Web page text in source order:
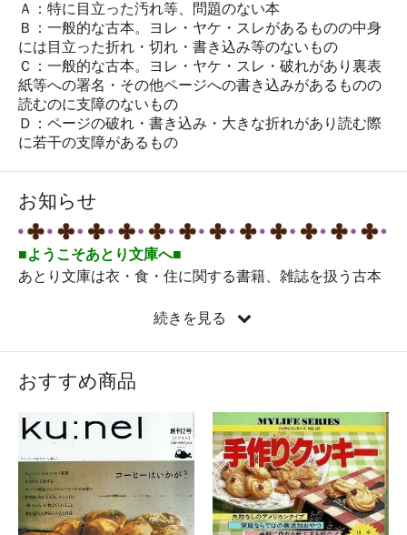
Ａ：特に目立った汚れ等、問題のない本
Ｂ：一般的な古本。ヨレ・ヤケ・スレがあるものの中身
には目立った折れ・切れ・書き込み等のないもの
Ｃ：一般的な古本。ヨレ・ヤケ・スレ・破れがあり裏表
紙等への署名・その他ページへの書き込みがあるものの
読むのに支障のないもの
Ｄ：ページの破れ・書き込み・大きな折れがあり読む際
に若干の支障があるもの
お知らせ
■ようこそあとり文庫へ■
あとり文庫は衣・食・住に関する書籍、雑誌を扱う古本
こづかいで買った手芸の本、生まれるずっと前の本な
続きを見る
おすすめ商品